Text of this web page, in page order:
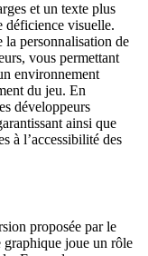
et un texte plus
déficience visuelle.
la personnalisation de
vous permettant
environnement
du jeu. En
développeurs
ainsi que
à l’accessibilité des
proposée par le
graphique joue un rôle